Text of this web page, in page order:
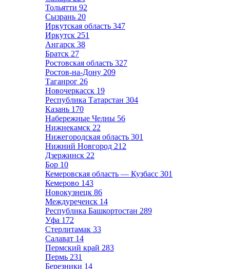
Тольятти 92
Сызрань 20
Иркутская область 347
Иркутск 251
Ангарск 38
Братск 27
Ростовская область 327
Ростов-на-Дону 209
Таганрог 26
Новочеркасск 19
Республика Татарстан 304
Казань 170
Набережные Челны 56
Нижнекамск 22
Нижегородская область 301
Нижний Новгород 212
Дзержинск 22
Бор 10
Кемеровская область — Кузбасс 301
Кемерово 143
Новокузнецк 86
Междуреченск 14
Республика Башкортостан 289
Уфа 172
Стерлитамак 33
Салават 14
Пермский край 283
Пермь 231
Березники 14